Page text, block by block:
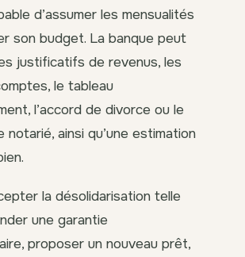
d’assumer les mensualités
son budget. La banque peut
justificatifs de revenus, les
le tableau
l’accord de divorce ou le
notarié, ainsi qu’une estimation
la désolidarisation telle
une garantie
proposer un nouveau prêt,